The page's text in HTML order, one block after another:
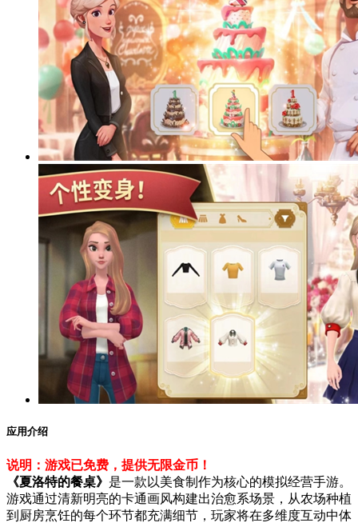
应用介绍
说明：游戏已免费，提供无限金币！
《夏洛特的餐桌》 是一款以美食制作为核心的模拟经营手游。
游戏通过清新明亮的卡通画风构建出治愈系场景，从农场种植
到厨房烹饪的每个环节都充满细节，玩家将在多维度互动中体